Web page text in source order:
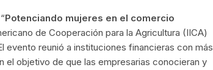
Potenciando mujeres en el comercio
de Cooperación para la Agricultura (IICA)
evento reunió a instituciones financieras con más
objetivo de que las empresarias conocieran y